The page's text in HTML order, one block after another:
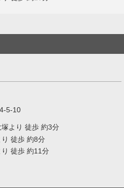
5-10
より 徒歩 約3分
徒歩 約8分
徒歩 約11分